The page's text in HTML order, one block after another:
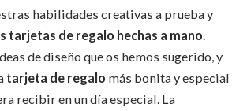
habilidades creativas a prueba y
tarjetas de regalo hechas a mano
de diseño que os hemos sugerido, y
tarjeta de regalo más bonita y especial
recibir en un día especial. La